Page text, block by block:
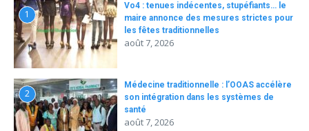
1
Vo4 : tenues indécentes, stupéfiants… le
maire annonce des mesures strictes pour
les fêtes traditionnelles
août 7, 2026
2
Médecine traditionnelle : l’OOAS accélère
son intégration dans les systèmes de
santé
août 7, 2026